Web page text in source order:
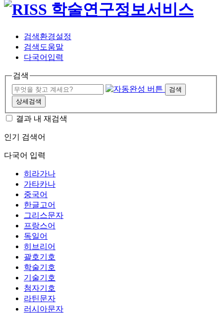
검색환경설정
검색도움말
다국어입력
검색
검색
상세검색
결과 내 재검색
인기 검색어
다국어 입력
히라가나
가타카나
중국어
한글고어
그리스문자
프랑스어
독일어
히브리어
괄호기호
학술기호
기술기호
첨자기호
라틴문자
러시아문자